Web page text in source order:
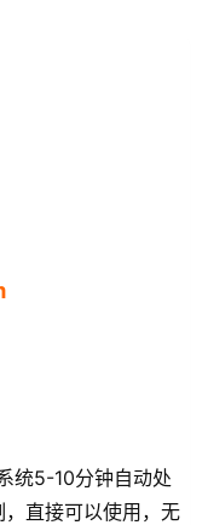
统5-10分钟自动处
直接可以使用，无